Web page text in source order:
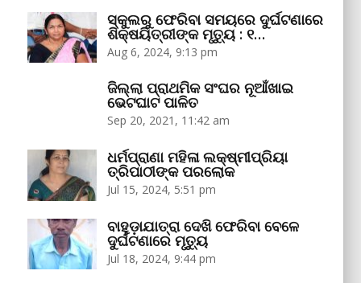
ସ୍କୁଲରୁ ଫେରିବା ସମୟରେ ଦୁର୍ଘଟଣାରେ
ଶିକ୍ଷୟିତ୍ରୀଙ୍କ ମୃତ୍ୟୁ : ୧…
Aug 6, 2024, 9:13 pm
ଜିଲ୍ଲା ପ୍ରାଥମିକ ସଂଘର ନୂଆଁଖାଇ
ଭେଟଘାଟ ପାଳିତ
Sep 20, 2021, 11:42 am
ଧର୍ମପ୍ରାଣା ମହିଳା ଲକ୍ଷ୍ମୀପ୍ରିୟା
ତ୍ରିପାଠୀଙ୍କ ପରଲୋକ
Jul 15, 2024, 5:51 pm
ବାହୁଡ଼ାଯାତ୍ରା ଦେଖି ଫେରିବା ବେଳେ
ଦୁର୍ଘଟଣାରେ ମୃତ୍ୟୁ
Jul 18, 2024, 9:44 pm